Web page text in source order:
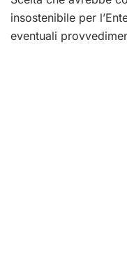
insostenibile per
eventuali